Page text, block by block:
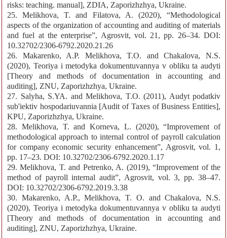
risks: teaching. manual], ZDIA, Zaporizhzhya, Ukraine.
25. Melikhova, T. and Filatova, A. (2020), “Methodological
aspects of the organization of accounting and auditing of materials
and fuel at the enterprise”, Agrosvit, vol. 21, pp. 26–34. DOI:
10.32702/2306-6792.2020.21.26
26. Makarenko, A.P. Melikhova, T.O. and Chakalova, N.S.
(2020), Teoriya i metodyka dokumentuvannya v obliku ta audyti
[Theory and methods of documentation in accounting and
auditing], ZNU, Zaporizhzhya, Ukraine.
27. Salyha, S.YA. and Melikhova, T.O. (2011), Audyt podatkiv
sub'iektiv hospodariuvannia [Audit of Taxes of Business Entities],
KPU, Zaporizhzhya, Ukraine.
28. Melikhova, T. and Korneva, L. (2020), “Improvement of
methodological approach to internal control of payroll calculation
for company economic security enhancement”, Agrosvit, vol. 1,
pp. 17–23. DOI: 10.32702/2306-6792.2020.1.17
29. Melikhova, T. and Petrenko, A. (2019), “Improvement of the
method of payroll internal audit”, Agrosvit, vol. 3, pp. 38–47.
DOI: 10.32702/2306-6792.2019.3.38
30. Makarenko, A.P., Melikhova, T. O. and Chakalova, N.S.
(2020), Teoriya i metodyka dokumentuvannya v obliku ta audyti
[Theory and methods of documentation in accounting and
auditing], ZNU, Zaporizhzhya, Ukraine.